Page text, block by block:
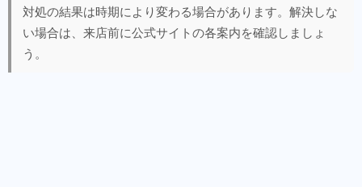
対処の結果は時期により変わる場合があります。解決しな
い場合は、来店前に公式サイトの各案内を確認しましょ
う。